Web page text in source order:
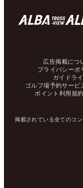
広告掲載につ
プライバシーポ
ガイドラ
ゴルフ場予約サービ
ポイント利用規約
掲載されている全てのコ